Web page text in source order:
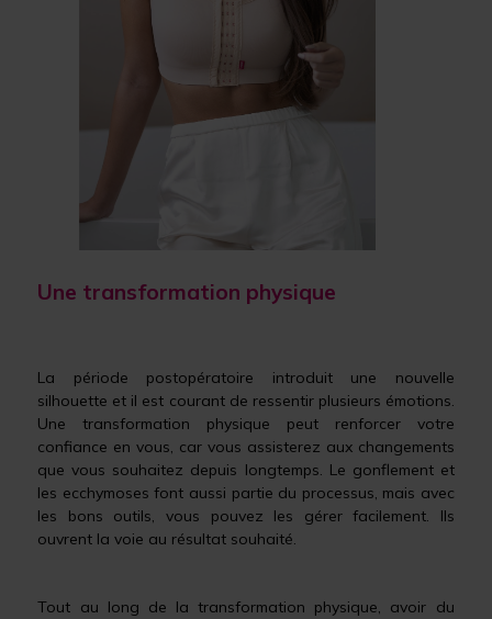
Une transformation physique
La période postopératoire introduit une nouvelle
silhouette et il est courant de ressentir plusieurs émotions.
Une transformation physique peut renforcer votre
confiance en vous, car vous assisterez aux changements
que vous souhaitez depuis longtemps. Le gonflement et
les ecchymoses font aussi partie du processus, mais avec
les bons outils, vous pouvez les gérer facilement. Ils
ouvrent la voie au résultat souhaité.
Tout au long de la transformation physique, avoir du